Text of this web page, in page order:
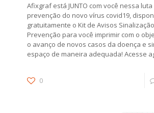
Afixgraf está JUNTO com você nessa
prevenção do novo vírus covid19,
gratuitamente o Kit de Avisos
Prevenção para você imprimir com o
o avanço de novos casos da doença e
espaço de maneira adequada! Acesse
0